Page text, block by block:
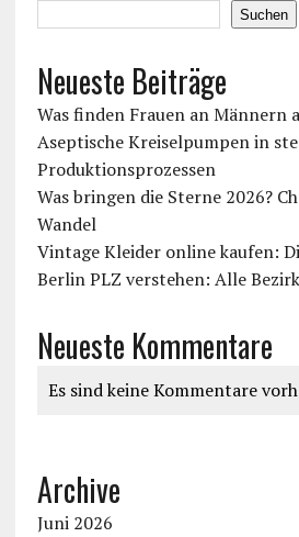
Suchen
Neueste Beiträge
Was finden Frauen an Männern
Aseptische Kreiselpumpen in
Produktionsprozessen
Was bringen die Sterne 2026?
Wandel
Vintage Kleider online kaufen:
Berlin PLZ verstehen: Alle
Neueste Kommentare
Es sind keine Kommentare
Archive
Juni 2026